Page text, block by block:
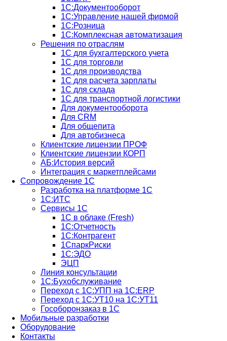
1C:Документооборот
1С:Управление нашей фирмой
1С:Розница
1С:Комплексная автоматизация
Решения по отраслям
1С для бухгалтерского учета
1С для торговли
1С для производства
1C для расчета зарплаты
1С для склада
1С для транспортной логистики
Для документооборота
Для CRM
Для общепита
Для автобизнеса
Клиентские лицензии ПРОФ
Клиентские лицензии КОРП
АБ:История версий
Интеграция с маркетплейсами
Сопровождение 1С
Разработка на платформе 1С
1С:ИТС
Сервисы 1С
1С в облаке (Fresh)
1С:Отчетность
1С:Контрагент
1СпаркРиски
1С:ЭДО
ЭЦП
Линия консультации
1С:Бухобслуживание
Переход с 1С:УПП на 1С:ERP
Переход с 1С:УТ10 на 1С:УТ11
Гособоронзаказ в 1С
Мобильные разработки
Оборудование
Контакты